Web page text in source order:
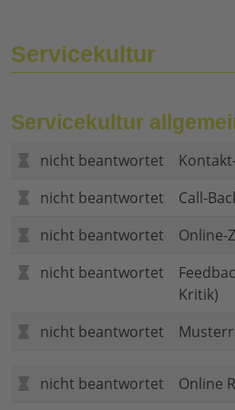
Servicekultur
Servicekultur
nicht beantwortet
nicht beantwortet
Call-
nicht beantwortet
Online-
nicht beantwortet
Kritik)
nicht beantwortet
nicht beantwortet
Online